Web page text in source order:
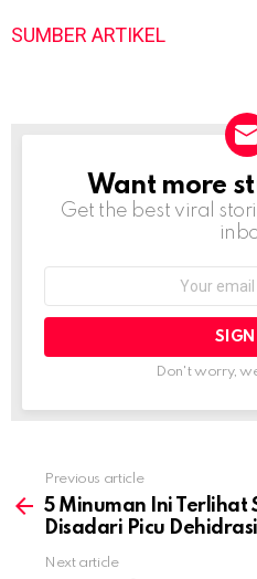
SUMBER ARTIKEL
NEWSLETTER
Want more
Get the best viral
Don't worry,
more
Previous article
5 Minuman Ini Terlihat
Disadari Picu Dehidrasi
Next article